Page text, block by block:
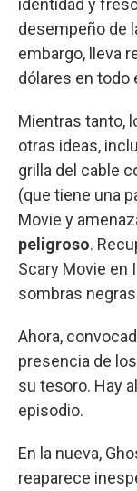
identidad y
desempeño de
embargo, lleva
dólares en todo
Mientras tanto,
otras ideas,
grilla del cable
(que tiene una
Movie y
peligroso.
Scary Movie en
sombras
Ahora,
presencia de
su tesoro. Hay
episodio.
En la nueva,
reaparece